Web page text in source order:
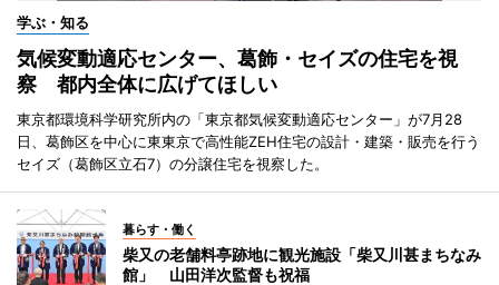
学ぶ・知る
気候変動適応センター、葛飾・セイズの住宅を視
察 都内全体に広げてほしい
東京都環境科学研究所内の「東京都気候変動適応センター」が7月28
日、葛飾区を中心に東東京で高性能ZEH住宅の設計・建築・販売を行う
セイズ（葛飾区立石7）の分譲住宅を視察した。
暮らす・働く
柴又の老舗料亭跡地に観光施設「柴又川甚まちなみ
館」 山田洋次監督も祝福